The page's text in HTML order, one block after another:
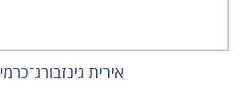
אירית גינזבורג־כרמי